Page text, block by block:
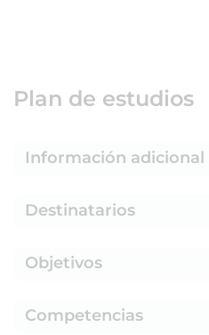
Plan de estudios
Información adicional
Destinatarios
Objetivos
Competencias